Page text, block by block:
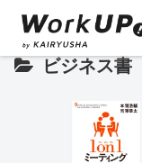
ビジネス書